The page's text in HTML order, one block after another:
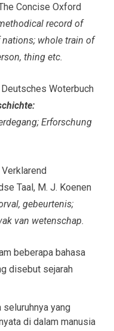
Concise Oxford
record of
whole train of
thing etc.
Deutsches Woterbuch
Erforschung
Verklarend
Taal, M. J. Koenen
gebeurtenis;
van wetenschap.
beberapa bahasa
disebut sejarah
yang
di dalam manusia